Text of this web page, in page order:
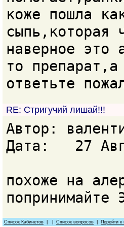
коже пошла
сыпь,которая
наверное это
то
ответьте
RE: Стригучий лишай!!!
Автор:
Дата: 27 Авг
похоже на
попринимайте
Список Кабинетов
Список вопросов Перейти к